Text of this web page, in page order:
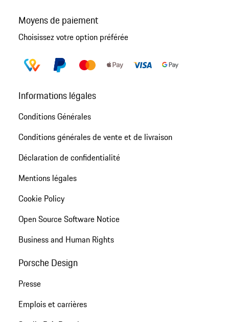
Moyens de paiement
Choisissez votre option préférée
Informations légales
Conditions Générales
Conditions générales de vente et de livraison
Déclaration de confidentialité
Mentions légales
Cookie Policy
Open Source Software Notice
Business and Human Rights
Porsche Design
Presse
Emplois et carrières